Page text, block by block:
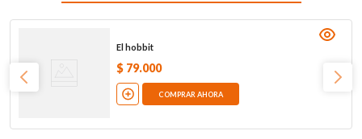
El hobbit
$ 79.000
COMPRAR AHORA